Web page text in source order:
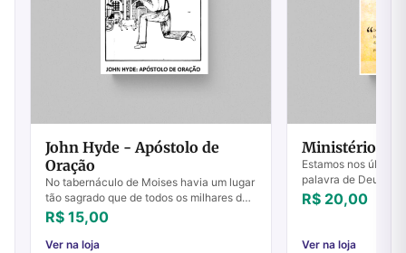
John Hyde - Apóstolo de
Oração
No tabernáculo de Moises havia um lugar
tão sagrado que de todos os milhares de
Israel somente um único homem tinha
permissão de entrar ali; e mesmo este
hom...
R$ 15,00
Ver na loja
Ministério ao
Estamos nos
palavra de Deus
nunca antes pela
e seus propósitos
R$ 20,00
Ver na loja